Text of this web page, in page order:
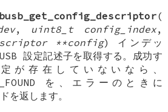
(
, uint8_t config_index,
**config) インデッ
設定記述子を取得する。成功す
が存在していないなら、
を、エラーのときに
を返します。